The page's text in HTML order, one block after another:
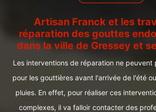
Artisan Franck et les
réparation des gouttes
dans la ville de Gressey et
Les interventions de réparation ne peuvent
pour les gouttières avant l'arrivée de l'été
pluies. En effet, pour réaliser ces
complexes, il va falloir contacter des